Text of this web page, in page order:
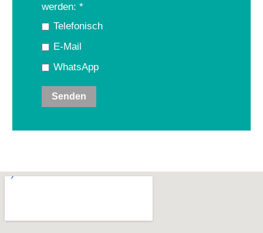
werden:*
Telefonisch
E-Mail
WhatsApp
Senden